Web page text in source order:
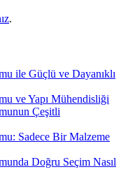
.
ile Güçlü ve Dayanıklı
ve Yapı Mühendisliği
Çeşitli
Sadece Bir Malzeme
Doğru Seçim Nasıl